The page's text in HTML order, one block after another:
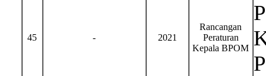
45 - 2021
Rancangan
Peraturan
Kepala BPOM